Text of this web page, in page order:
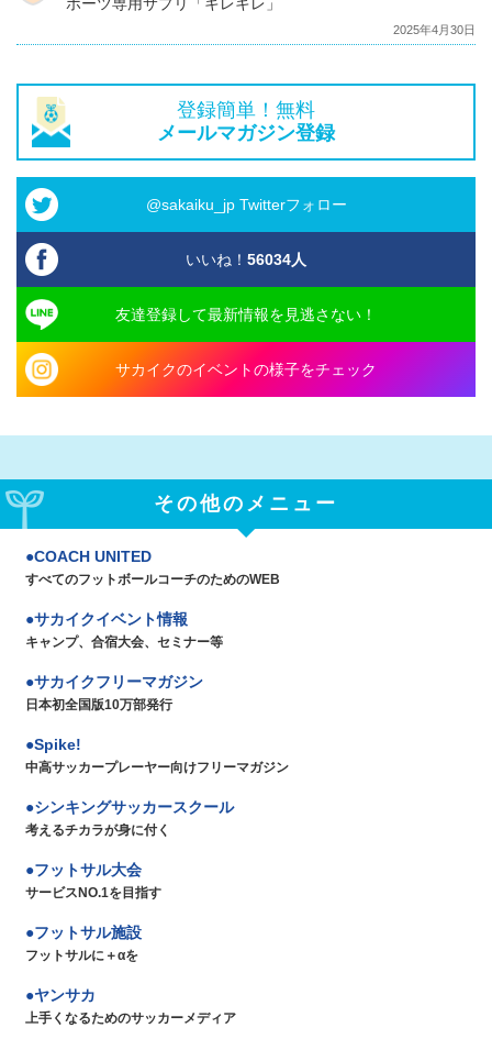
2025年4月30日
登録簡単！無料
メールマガジン登録
@sakaiku_jp Twitterフォロー
いいね！ 56034人
友達登録して最新情報を見逃さない！
サカイクのイベントの様子をチェック
その他のメニュー
COACH UNITED
すべてのフットボールコーチのためのWEB
サカイクイベント情報
キャンプ、合宿大会、セミナー等
サカイクフリーマガジン
日本初全国版10万部発行
Spike!
中高サッカープレーヤー向けフリーマガジン
シンキングサッカースクール
考えるチカラが身に付く
フットサル大会
サービスNO.1を目指す
フットサル施設
フットサルに＋αを
ヤンサカ
上手くなるためのサッカーメディア